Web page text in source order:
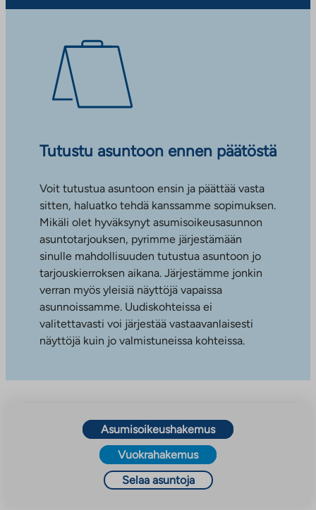
Tutustu asuntoon ennen päätöstä
Voit tutustua asuntoon ensin ja päättää vasta
sitten, haluatko tehdä kanssamme sopimuksen.
Mikäli olet hyväksynyt asumisoikeusasunnon
asuntotarjouksen, pyrimme järjestämään
sinulle mahdollisuuden tutustua asuntoon jo
tarjouskierroksen aikana. Järjestämme jonkin
verran myös yleisiä näyttöjä vapaissa
asunnoissamme. Uudiskohteissa ei
valitettavasti voi järjestää vastaavanlaisesti
näyttöjä kuin jo valmistuneissa kohteissa.
Asumisoikeushakemus
Vuokrahakemus
Selaa asuntoja